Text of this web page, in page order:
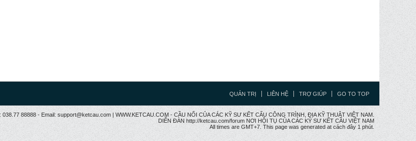
QUẢN TRỊ LIÊN HỆ TRỢ GIÚP GO TO TOP
038.77 88888 - Email: support@ketcau.com | WWW.KETCAU.COM - CẦU NỐI CỦA CÁC KỸ SƯ KẾT CẤU CÔNG TRÌNH, ĐỊA KỸ THUẬT VIỆT NAM.
DIỄN ĐÀN http://ketcau.com/forum NƠI HỘI TỤ CỦA CÁC KỸ SƯ KẾT CÂU VIỆT NAM
All times are GMT+7. This page was generated at cách đây 1 phút.